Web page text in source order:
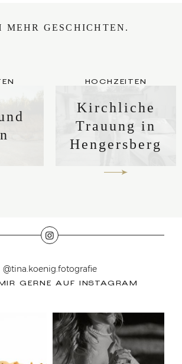
MEHR GESCHICHTEN.
HOCHZEITEN
Kirchliche
Trauung in
Hengersberg
@tina.koenig.fotografie
GERNE AUF INSTAGRAM